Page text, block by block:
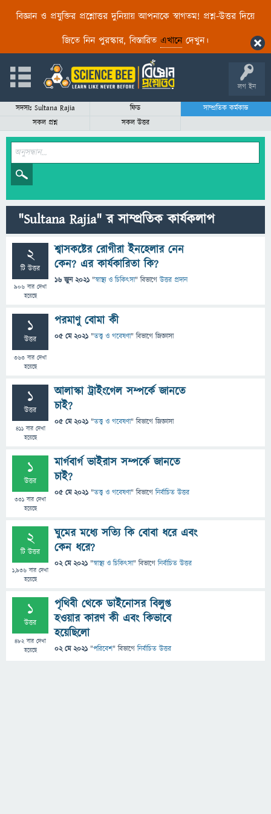
বিজ্ঞান ও প্রযুক্তির প্রশ্নোত্তর দুনিয়ায় আপনাকে স্বাগতম! প্রশ্ন-উত্তর দিয়ে
জিতে নিন পুরস্কার, বিস্তারিত এখানেদেখুন।
লগ ইন
সদস্যঃ Sultana Rajia ফিড
সাম্প্রতিক কর্মকান্ড
সকল প্রশ্ন
সকল উত্তর
"Sultana Rajia" র সাম্প্রতিক কার্যকলাপ
2
টি উত্তর
906 বার দেখা
হয়েছে
শ্বাসকষ্টের রোগীরা ইনহেলার নেন
কেন? এর কার্যকারিতা কি?
16 জুন 2021 "স্বাস্থ্য ও চিকিৎসা" বিভাগে উত্তর প্রদান
1
উত্তর
363 বার দেখা
হয়েছে
পরমাণু বোমা কী
05 মে 2021 "তত্ত্ব ও গবেষণা" বিভাগে জিজ্ঞাসা
1
উত্তর
411বার দেখা
হয়েছে
আলাস্কা ট্রাইংগেল সম্পর্কে জানতে
চাই?
05 মে 2021 "তত্ত্ব ও গবেষণা" বিভাগে জিজ্ঞাসা
1
উত্তর
331 বার দেখা
হয়েছে
মার্গবার্গ ভাইরাস সম্পর্কে জানতে
চাই?
05 মে 2021 "তত্ত্ব ও গবেষণা" বিভাগে নির্বাচিত উত্তর
2
টি উত্তর
1,936 বার দেখা
হয়েছে
ঘুমের মধ্যে সত্যি কি বোবা ধরে এবং
কেন ধরে?
02 মে 2021 "স্বাস্থ্য ও চিকিৎসা" বিভাগে নির্বাচিত উত্তর
1
উত্তর
482বার দেখা
হয়েছে
পৃথিবী থেকে ডাইনোসর বিলুপ্ত
হওয়ার কারণ কী এবং কিভাবে
হয়েছিলো
02 মে 2021 "পরিবেশ" বিভাগে নির্বাচিত উত্তর